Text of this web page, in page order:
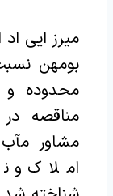
میرزایی
بومهن
محدوده و
مناقصه
مشاور
املاک و